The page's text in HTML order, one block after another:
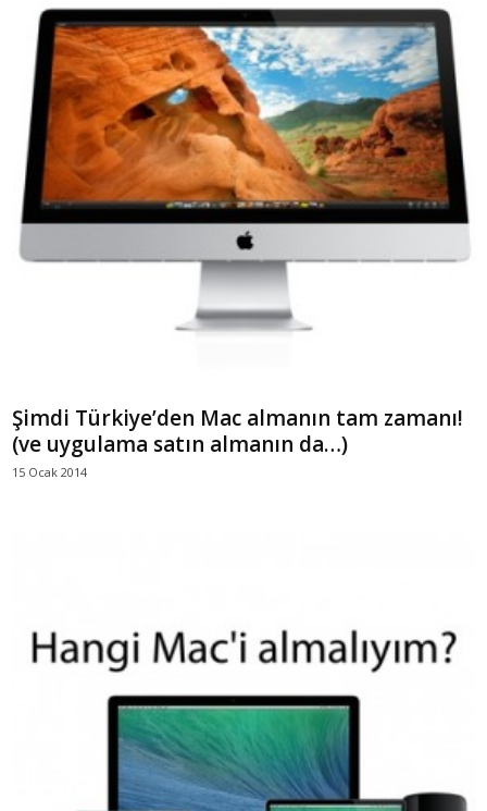
Şimdi Türkiye’den Mac almanın tam zamanı!
(ve uygulama satın almanın da…)
15 Ocak 2014